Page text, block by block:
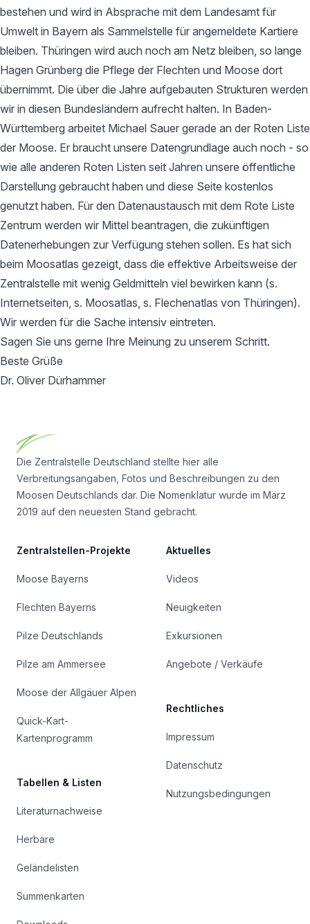
bestehen und wird in Absprache mit dem Landesamt für
Umwelt in Bayern als Sammelstelle für angemeldete Kartiere
bleiben. Thüringen wird auch noch am Netz bleiben, so lange
Hagen Grünberg die Pflege der Flechten und Moose dort
übernimmt. Die über die Jahre aufgebauten Strukturen werden
wir in diesen Bundesländern aufrecht halten. In Baden-
Württemberg arbeitet Michael Sauer gerade an der Roten Liste
der Moose. Er braucht unsere Datengrundlage auch noch - so
wie alle anderen Roten Listen seit Jahren unsere öffentliche
Darstellung gebraucht haben und diese Seite kostenlos
genutzt haben. Für den Datenaustausch mit dem Rote Liste
Zentrum werden wir Mittel beantragen, die zukünftigen
Datenerhebungen zur Verfügung stehen sollen. Es hat sich
beim Moosatlas gezeigt, dass die effektive Arbeitsweise der
Zentralstelle mit wenig Geldmitteln viel bewirken kann (s.
Internetseiten, s. Moosatlas, s. Flechenatlas von Thüringen).
Wir werden für die Sache intensiv eintreten.
Sagen Sie uns gerne Ihre Meinung zu unserem Schritt.
Beste Grüße
Dr. Oliver Dürhammer
Die Zentralstelle Deutschland stellte hier alle
Verbreitungsangaben, Fotos und Beschreibungen zu den
Moosen Deutschlands dar. Die Nomenklatur wurde im März
2019 auf den neuesten Stand gebracht.
Zentralstellen-Projekte
Moose Bayerns
Flechten Bayerns
Pilze Deutschlands
Pilze am Ammersee
Moose der Allgäuer Alpen
Quick-Kart-
Kartenprogramm
Tabellen & Listen
Literaturnachweise
Herbare
Geländelisten
Summenkarten
Aktuelles
Videos
Neuigkeiten
Exkursionen
Angebote / Verkäufe
Rechtliches
Impressum
Datenschutz
Nutzungsbedingungen